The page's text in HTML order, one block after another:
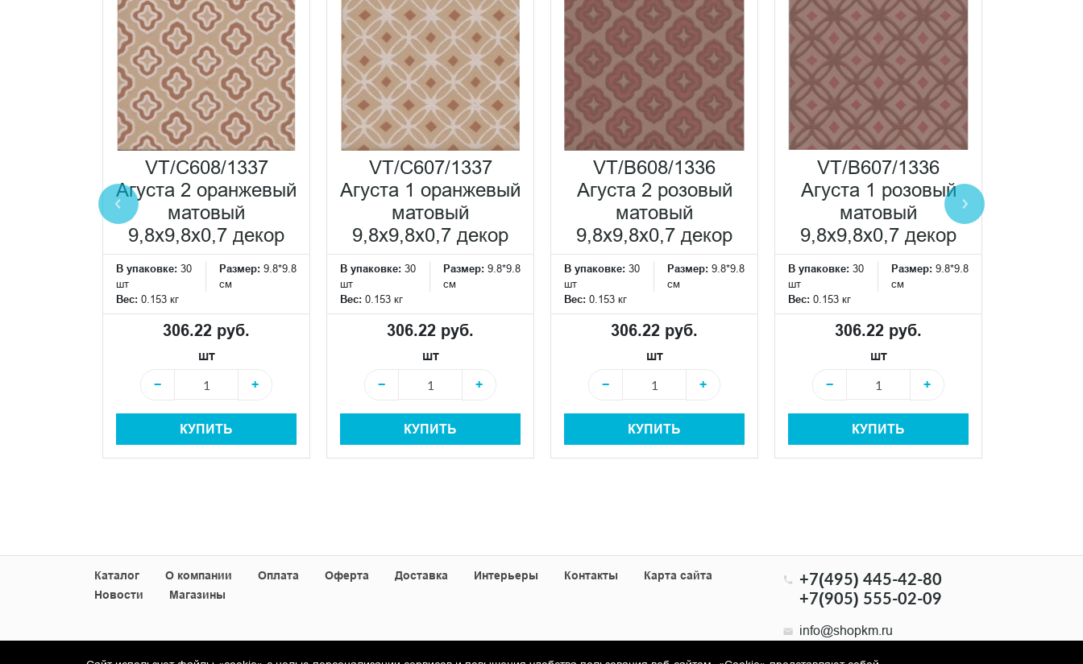
VT/C608/1337
Агуста 2 оранжевый
матовый
9,8x9,8x0,7 декор
В упаковке: 30
шт
Размер: 9.8*9.8
см
Вес: 0.153 кг
306.22 руб.
шт
−
+
КУПИТЬ
VT/C607/1337
Агуста 1 оранжевый
матовый
9,8x9,8x0,7 декор
В упаковке: 30
шт
Размер: 9.8*9.8
см
Вес: 0.153 кг
306.22 руб.
шт
−
+
КУПИТЬ
VT/B608/1336
Агуста 2 розовый
матовый
9,8x9,8x0,7 декор
В упаковке: 30
шт
Размер: 9.8*9.8
см
Вес: 0.153 кг
306.22 руб.
шт
−
+
КУПИТЬ
VT/B607/1336
Агуста 1 розовый
матовый
9,8x9,8x0,7 декор
В упаковке: 30
шт
Размер: 9.8*9.8
см
Вес: 0.153 кг
306.22 руб.
шт
−
+
КУПИТЬ
Каталог О компании Оплата Оферта Доставка Интерьеры Контакты
Карта сайта
Новости
Магазины
+7(495) 445-42-80
+7(905) 555-02-09
info@shopkm.ru